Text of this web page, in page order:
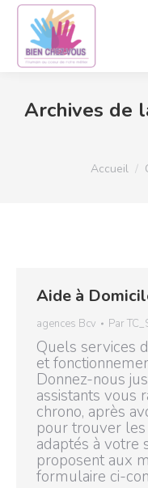
Archives de
Vous
Accueil
Aide à
agences Bcv Par
Quels services
et
Donnez-nous
assistants vous
chrono, après
pour trouver
adaptés à votre
proposent aux
formulaire ci-